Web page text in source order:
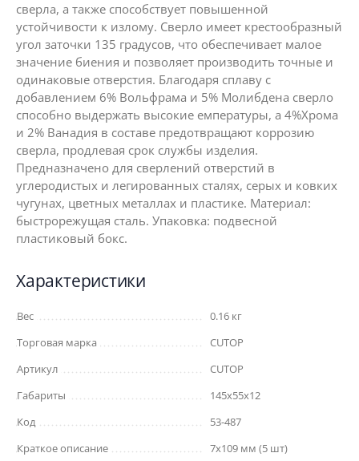
сверла, а также способствует повышенной
устойчивости к излому. Сверло имеет крестообразный
угол заточки 135 градусов, что обеспечивает малое
значение биения и позволяет производить точные и
одинаковые отверстия. Благодаря сплаву с
добавлением 6% Вольфрама и 5% Молибдена сверло
способно выдержать высокие емпературы, а 4%Хрома
и 2% Ванадия в составе предотвращают коррозию
сверла, продлевая срок службы изделия.
Предназначено для сверлений отверстий в
углеродистых и легированных сталях, серых и ковких
чугунах, цветных металлах и пластике. Материал:
быстрорежущая сталь. Упаковка: подвесной
пластиковый бокс.
Характеристики
Вес
0.16 кг
Торговая марка
CUTOP
Артикул
CUTOP
Габариты
145x55x12
Код
53-487
Краткое описание
7х109 мм (5 шт)